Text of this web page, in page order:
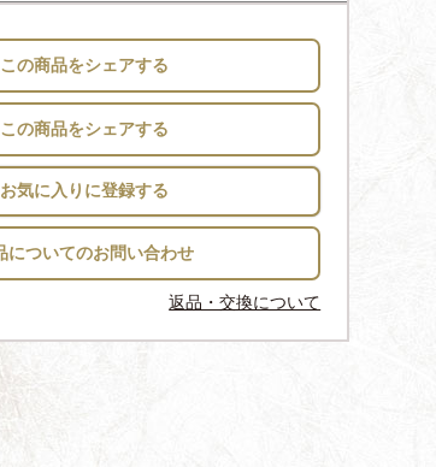
この商品をシェアする
この商品をシェアする
お気に入りに登録する
返品・交換について